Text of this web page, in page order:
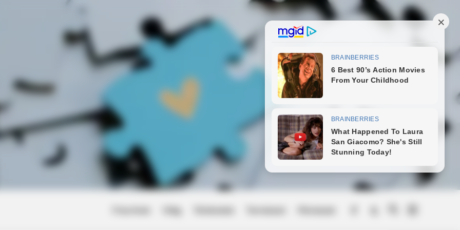
about water might
BRAINBERRIES
The Most Surprising Things About FIFA World Cup 2026